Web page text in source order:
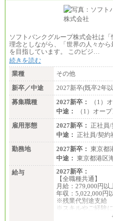
ソフトバンクグループ株式会社は
理念としながら、「世界の人々から
を目指しています。 このビジ…
続きを読む
業種
その他
新卒／中途
2027新卒(既卒2年
募集職種
2027新卒：
（1）
中途：
（1）オー
雇用形態
2027新卒： 正社員/
中途： 正社員/契約
勤務地
2027新卒： 東京都
中途： 東京都港区
給与
2027新卒：
【全職種共通】
月給：279,000円以
年収：5,022,000円
※残業代別途支給
※スキルやご経験
※試用期間中も給